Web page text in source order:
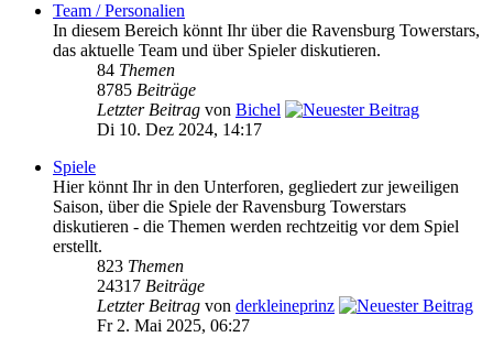
Team / Personalien
In diesem Bereich könnt Ihr über die Ravensburg Towerstars,
das aktuelle Team und über Spieler diskutieren.
84 Themen
8785 Beiträge
Letzter Beitrag von Bichel
Di 10. Dez 2024, 14:17
Spiele
Hier könnt Ihr in den Unterforen, gegliedert zur jeweiligen
Saison, über die Spiele der Ravensburg Towerstars
diskutieren - die Themen werden rechtzeitig vor dem Spiel
erstellt.
823 Themen
24317 Beiträge
Letzter Beitrag von derkleineprinz
Fr 2. Mai 2025, 06:27